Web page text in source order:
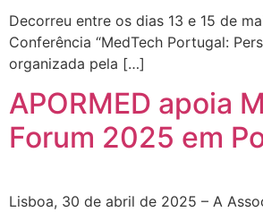
Decorreu entre os dias 13 e 15 de
Conferência “MedTech Portugal:
organizada pela […]
APORMED apoia
Forum 2025 em
Lisboa, 30 de abril de 2025 – A